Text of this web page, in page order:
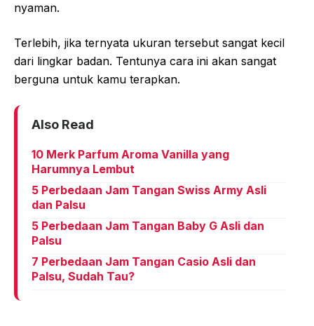
nyaman.
Terlebih, jika ternyata ukuran tersebut sangat kecil
dari lingkar badan. Tentunya cara ini akan sangat
berguna untuk kamu terapkan.
Also Read
10 Merk Parfum Aroma Vanilla yang
Harumnya Lembut
5 Perbedaan Jam Tangan Swiss Army Asli
dan Palsu
5 Perbedaan Jam Tangan Baby G Asli dan
Palsu
7 Perbedaan Jam Tangan Casio Asli dan
Palsu, Sudah Tau?